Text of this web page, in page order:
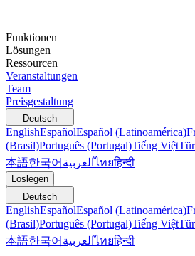
Funktionen
Lösungen
Ressourcen
Veranstaltungen
Team
Preisgestaltung
Deutsch
EnglishEspañolEspañol (Latinoamérica)
(Brasil)Português (Portugal)Tiếng Việt
本語한국어 العربيةไทยहिन्दी
Loslegen
Deutsch
EnglishEspañolEspañol (Latinoamérica)
(Brasil)Português (Portugal)Tiếng Việt
本語한국어 العربيةไทยहिन्दी